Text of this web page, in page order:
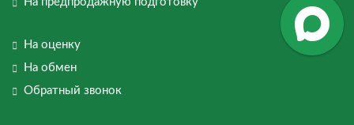
На оценку
На обмен
Обратный звонок